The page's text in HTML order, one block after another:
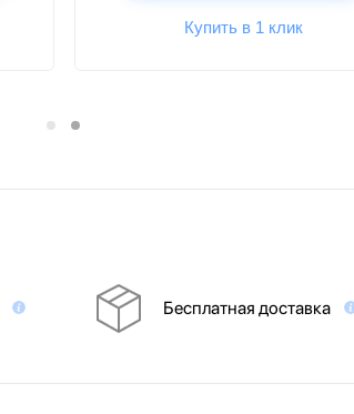
Купить в 1 клик
Бесплатная доставка